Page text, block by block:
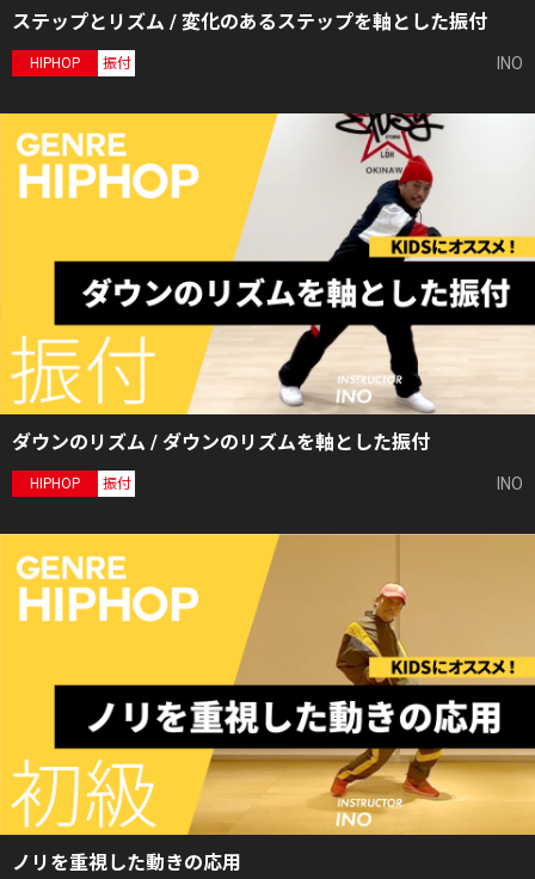
ステップとリズム / 変化のあるステップを軸とした振付
HIPHOP 振付 INO
ダウンのリズム / ダウンのリズムを軸とした振付
HIPHOP 振付 INO
ノリを重視した動きの応用